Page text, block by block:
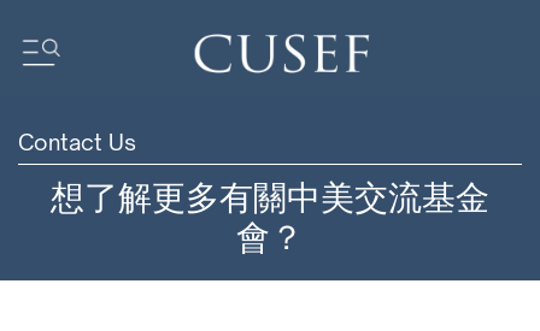
我們的影響力
基金會動態
Contact Us
想了解更多有關中美交流基金
會？